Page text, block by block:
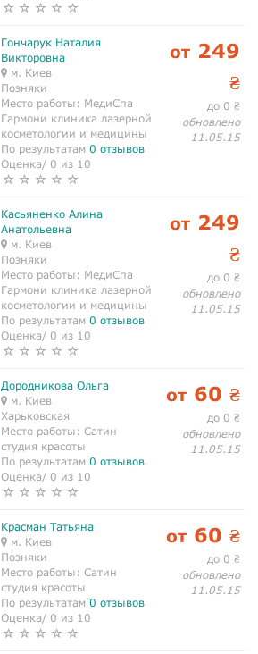
Гончарук Наталия
Викторовна
м. Киев
Позняки
Место работы: МедиСпа
Гармони клиника лазерной
косметологии и медицины
По результатам 0 отзывов
Оценка/ 0 из 10
от 249
₴
до 0 ₴
обновлено
11.05.15
Касьяненко Алина
Анатольевна
м. Киев
Позняки
Место работы: МедиСпа
Гармони клиника лазерной
косметологии и медицины
По результатам 0 отзывов
Оценка/ 0 из 10
от 249
₴
до 0 ₴
обновлено
11.05.15
Дородникова Ольга
м. Киев
Харьковская
Место работы: Сатин
студия красоты
По результатам 0 отзывов
Оценка/ 0 из 10
от 60 ₴
до 0 ₴
обновлено
11.05.15
Красман Татьяна
м. Киев
Позняки
Место работы: Сатин
студия красоты
По результатам 0 отзывов
Оценка/ 0 из 10
от 60 ₴
до 0 ₴
обновлено
11.05.15